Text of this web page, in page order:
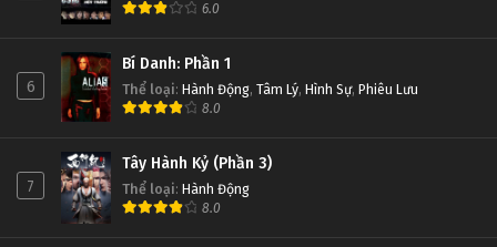
6.0
6
Bí Danh: Phần 1
Thể loại: Hành Động, Tâm Lý, Hình Sự, Phiêu Lưu
8.0
7
Tây Hành Kỷ (Phần 3)
Thể loại: Hành Động
8.0